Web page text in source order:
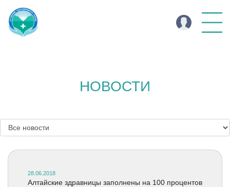
НОВОСТИ
28.06.2018
Алтайские здравницы заполнены на 100 процентов